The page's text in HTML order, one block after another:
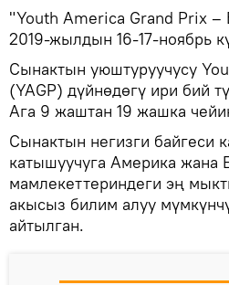
"Youth America Grand Prix
2019-жылдын 16-17-ноябрь
Сынактын уюштуруучусу
(YAGP) дүйнөдөгү ири бий
Ага 9 жаштан 19 жашка
Сынактын негизги байгеси
катышуучуга Америка жана
мамлекеттериндеги эң
акысыз билим алуу
айтылган.